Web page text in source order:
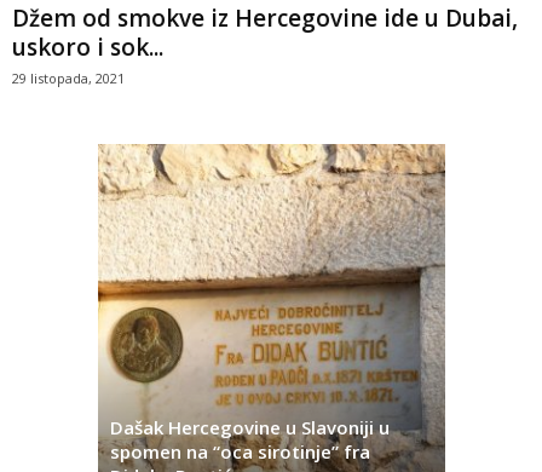
Džem od smokve iz Hercegovine ide u Dubai,
uskoro i sok...
29 listopada, 2021
Dašak Hercegovine u Slavoniji u
spomen na “oca sirotinje” fra